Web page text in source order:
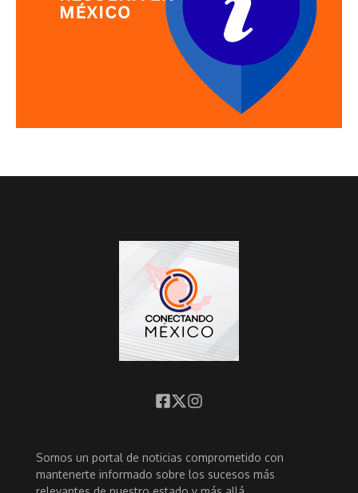
Somos un portal de noticias comprometido con
mantenerte informado sobre los sucesos más